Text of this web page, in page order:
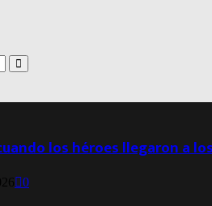
Search
los héroes llegaron a
0